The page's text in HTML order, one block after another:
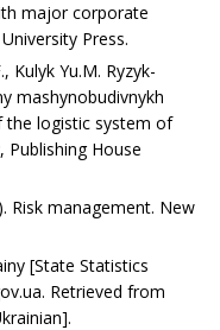
major corporate
Press.
Kulyk Yu.M. Ryzyk-
mashynobudivnykh
the logistic system of
Publishing House
Risk management. New
[State Statistics
Retrieved from